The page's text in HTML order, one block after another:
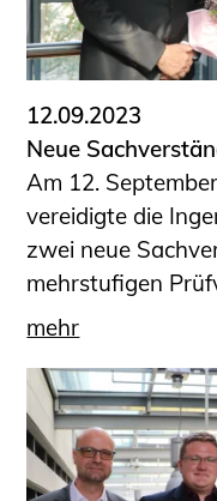
12.09.2023
Neue
Am 12.
vereidigte die
zwei neue
mehrstufigen
mehr